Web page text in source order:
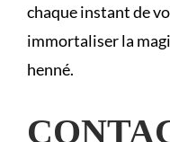
chaque instant de
immortaliser la
henné.